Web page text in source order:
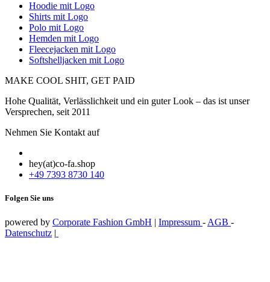
Hoodie mit Logo
Shirts mit Logo
Polo mit Logo
Hemden mit Logo
Fleecejacken mit Logo
Softshelljacken mit Logo
MAKE COOL SHIT, GET PAID
Hohe Qualität, Verlässlichkeit und ein guter Look – das ist unser
Versprechen, seit 2011
Nehmen Sie Kontakt auf
hey(at)co-fa.shop
+49 7393 8730 140
Folgen Sie uns
powered by Corporate Fashion GmbH | Impressum - AGB -
Datenschutz |